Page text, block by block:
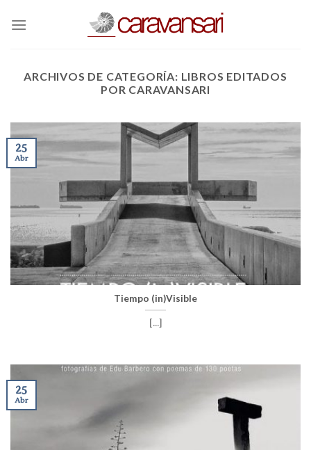
ARCHIVOS DE CATEGORÍA: LIBROS EDITADOS
POR CARAVANSARI
Tiempo (in)Visible
[...]
25
Abr
25
Abr